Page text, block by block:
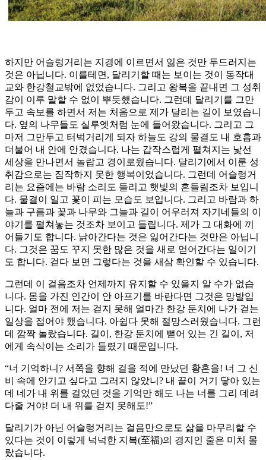
하지만 어슬렁거리는 지경에 이르면서 잃은 것만 두드러지는
것은 아닙니다. 이를테면, 달리기할 때는 보이는 것이 동작대
교와 한강철교밖에 없었습니다. 그리고 왕복을 끝내면 그 성취
감이 이루 말할 수 없이 뿌듯했습니다. 그런데 달리기를 그만
두고 속보를 하면서 저는 처음으로 제가 달리는 길이 보였습니
다. 옆의 나무들도 실루엣처럼 눈에 들어왔습니다. 그리고 그
마저 그만두고 터벅거리게 되자 하늘도 강의 물결도 내 호흡과
더불어 내 안에 안겼습니다. 나는 갑작스럽게 펼쳐지는 낯선
세상을 만나면서 놀랍고 경이로웠습니다. 달리기에서 이룬 성
취감으로는 짐작하지 못한 행복이었습니다. 그런데 어슬렁거
리는 요즘에는 바람 소리도 들리고 햇빛의 흔들림조차 보입니
다. 물결이 일고 꽃이 피는 모습도 보입니다. 그리고 바람과 하
늘과 구름과 꽃과 나무와 그늘과 길이 어우러져 자기네들의 이
야기를 펼쳐놓는 것조차 보이고 들립니다. 제가 그 대화에 끼
어들기도 합니다. 낡아간다는 것은 잃어간다는 것만은 아닙니
다. 그것은 꿈도 꾸지 못한 많은 것을 새로 얻어간다는 일이기
도 합니다. 걷다 보면 그렇다는 것을 새삼 확인할 수 있습니다.
그런데 이 걸음조차 언제까지 유지할 수 있을지 알 수가 없습
니다. 몸을 가진 인간이 안 아프기를 바란다면 그것은 망발입
니다. 얼마 전에 저는 걷지 못해 얼마간 한강 둔치에 나가 걷는
일상을 접어야 했습니다. 아쉽다 못해 절망스러웠습니다. 그런
데 깜짝 놀랐습니다. 길이, 한강 둔치에 뻗어 있는 긴 길이, 저
에게 속삭이는 소리가 들렸기 때문입니다.
“너 기억하니? 서쪽을 향해 걸을 적에 만났던 황혼을! 너 그 신
비 속에 안기고 싶다고 그러지 않았니? 내 끝이 거기 닿아 있는
데 네가 내 위를 걸었던 것을 기억만 해도 나는 너를 그리 데려
다줄 거야! 더 내 위를 걷지 못해도!”
달리기가 아닌 어슬렁거리는 걸음만으로도 삶을 마무리할 수
있다는 것이 이렇게 넉넉한 지복(至福)의 경지인 줄은 미처 몰
랐습니다.